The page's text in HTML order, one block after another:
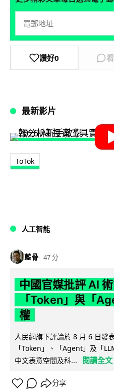
讚好0
最新影片
ToTok
人工智能
藍骨 47 分
中國官媒批評 AI
「Token」與「
權
人民網旗下評論於 8 月 6 日發
「Token」、「Agent」及「
中文表意空間及科...
閱讀全文
分享